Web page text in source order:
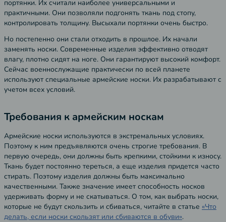
портянки. Их считали наиболее универсальными и
практичными. Они позволяли подгонять ткань под стопу,
контролировать толщину. Высыхали портянки очень быстро.
Но постепенно они стали отходить в прошлое. Их начали
заменять носки. Современные изделия эффективно отводят
влагу, плотно сидят на ноге. Они гарантируют высокий комфорт.
Сейчас военнослужащие практически по всей планете
используют специальные армейские носки. Их разрабатывают с
учетом всех условий.
Требования к армейским носкам
Армейские носки используются в экстремальных условиях.
Поэтому к ним предъявляются очень строгие требования. В
первую очередь, они должны быть крепкими, стойкими к износу.
Ткань будет постоянно тереться, а еще изделия придется часто
стирать. Поэтому изделия должны быть максимально
качественными. Также значение имеет способность носков
удерживать форму и не скатываться. О том, как выбрать носки,
которые не будут скользить и сбиваться, читайте в статье «Что
делать, если носки скользят или сбиваются в обуви».